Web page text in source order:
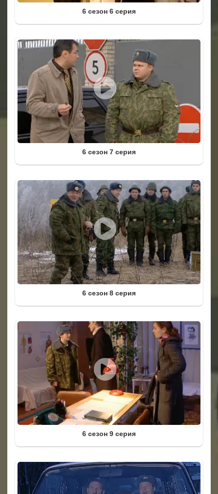
6 сезон 6 серия
6 сезон 7 серия
6 сезон 8 серия
6 сезон 9 серия